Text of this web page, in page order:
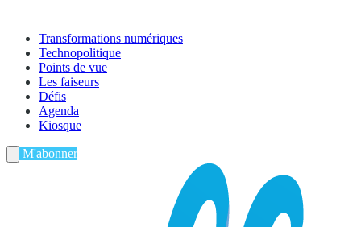
Transformations numériques
Technopolitique
Points de vue
Les faiseurs
Défis
Agenda
Kiosque
M'abonner